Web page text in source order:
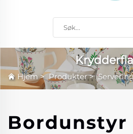
Hjem>Produkter>
Bordunstyr